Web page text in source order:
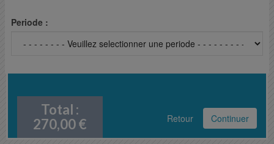
Periode :
Total :
270,00€ Retour Continuer